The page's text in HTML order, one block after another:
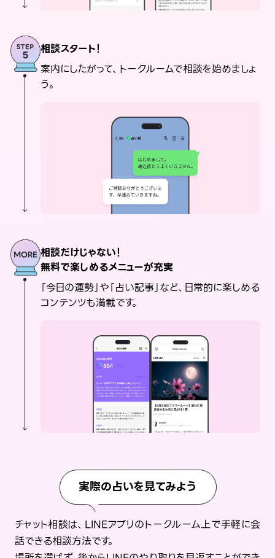
相談スタート！
案内にしたがって、トークルームで相談を始めましょ
う。
相談だけじゃない！
無料で楽しめるメニューが充実
「今日の運勢」や「占い記事」など、日常的に楽しめる
コンテンツも満載です。
実際の占いを見てみよう
チャット相談は、LINEアプリのトークルーム上で手軽に会
話できる相談方法です。